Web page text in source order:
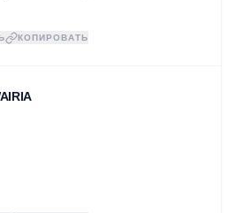
КОПИРОВАТЬ